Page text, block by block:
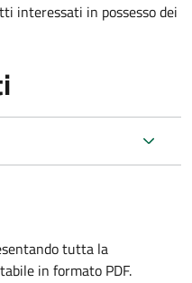
interessati in possesso dei
tutta la
in formato PDF.